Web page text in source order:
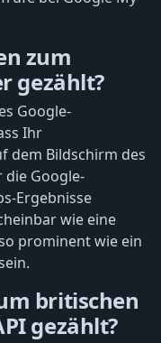
zum
gezählt?
Google-
Ihr
dem Bildschirm des
die Google-
Ergebnisse
wie eine
prominent wie ein
britischen
gezählt?